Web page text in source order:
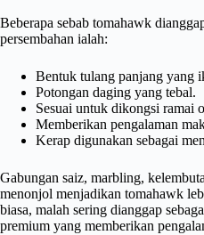
Beberapa sebab tomahawk
persembahan ialah:
Bentuk tulang panjang yang
Potongan daging yang tebal.
Sesuai untuk dikongsi ramai
Memberikan pengalaman
Kerap digunakan sebagai
Gabungan saiz, marbling,
menonjol menjadikan tomahawk
biasa, malah sering dianggap
premium yang memberikan